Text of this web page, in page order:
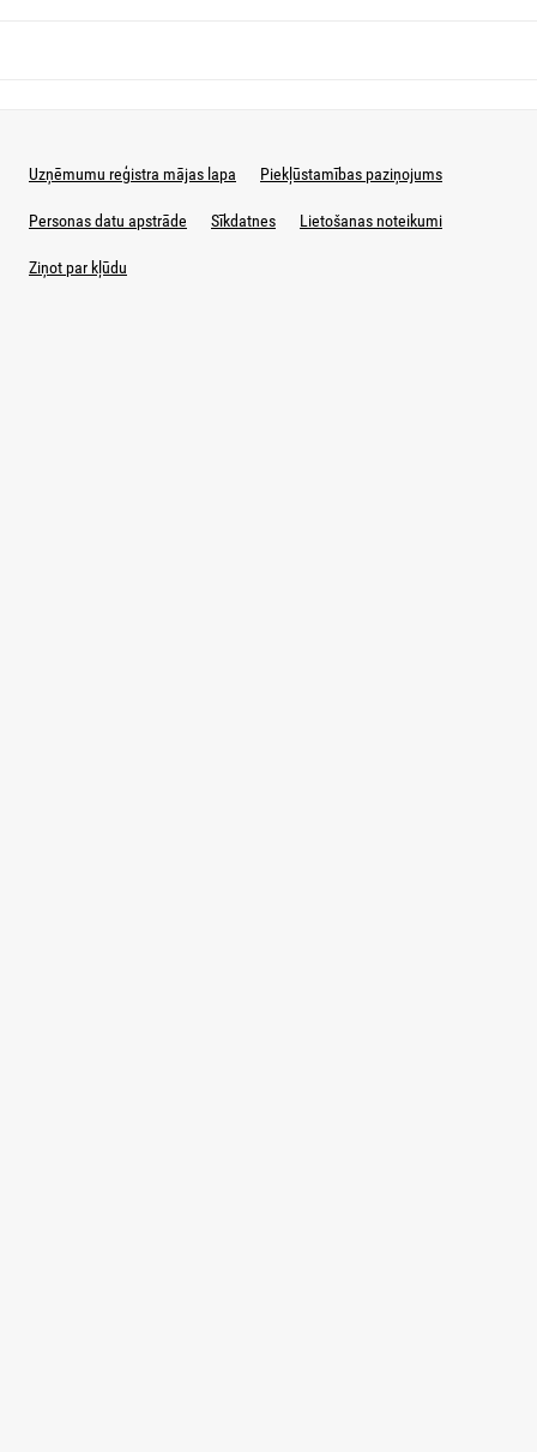
Uzņēmumu reģistra mājas lapa Piekļūstamības paziņojums
Personas datu apstrāde Sīkdatnes Lietošanas noteikumi
Ziņot par kļūdu